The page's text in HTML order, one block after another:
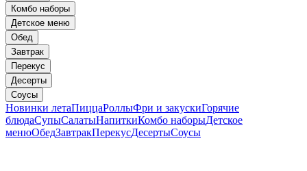
Комбо наборы
Детское меню
Обед
Завтрак
Перекус
Десерты
Соусы
Новинки летаПиццаРоллыФри и закускиГорячие
блюдаСупыСалатыНапиткиКомбо наборыДетское
менюОбедЗавтракПерекусДесертыСоусы